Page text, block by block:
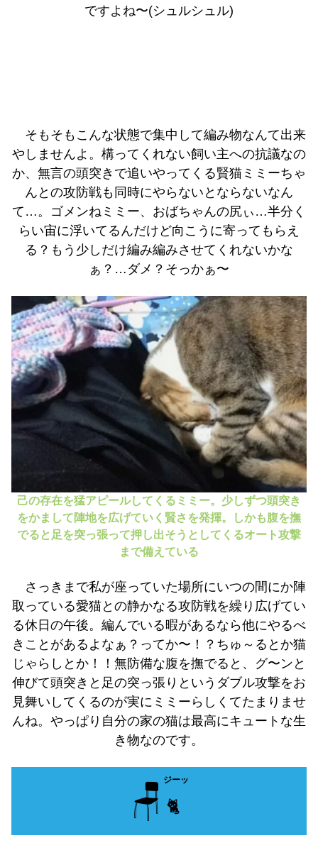
ですよね〜(シュルシュル)
そもそもこんな状態で集中して編み物なんて出来
やしませんよ。構ってくれない飼い主への抗議なの
か、無言の頭突きで追いやってくる賢猫ミミーちゃ
んとの攻防戦も同時にやらないとならないなん
て…。ゴメンねミミー、おばちゃんの尻ぃ…半分く
らい宙に浮いてるんだけど向こうに寄ってもらえ
る？もう少しだけ編み編みさせてくれないかな
ぁ？…ダメ？そっかぁ〜
己の存在を猛アピールしてくるミミー。少しずつ頭突き
をかまして陣地を広げていく賢さを発揮。しかも腹を撫
でると足を突っ張って押し出そうとしてくるオート攻撃
まで備えている
さっきまで私が座っていた場所にいつの間にか陣
取っている愛猫との静かなる攻防戦を繰り広げてい
る休日の午後。編んでいる暇があるなら他にやるべ
きことがあるよなぁ？ってか〜！？ちゅ～るとか猫
じゃらしとか！！無防備な腹を撫でると、グ〜ンと
伸びて頭突きと足の突っ張りというダブル攻撃をお
見舞いしてくるのが実にミミーらしくてたまりませ
んね。やっぱり自分の家の猫は最高にキュートな生
き物なのです。
🪑 🐈️
ジーッ